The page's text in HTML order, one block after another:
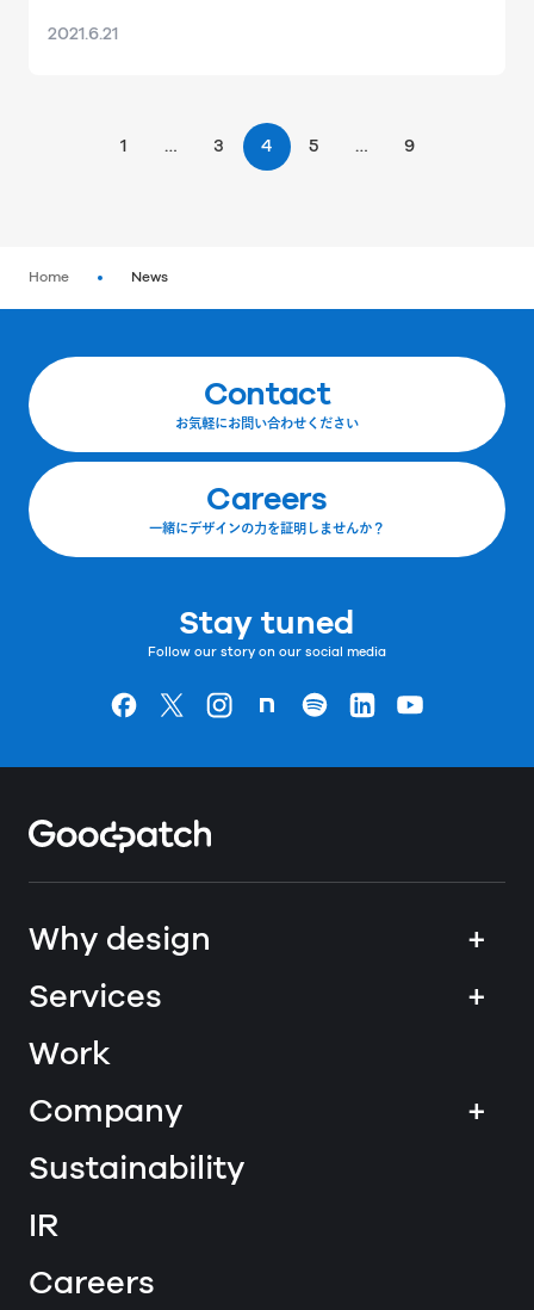
2021.6.21
1 … 3 4 5 … 9
Home News
Contact
お気軽にお問い合わせください
Careers
一緒にデザインの力を証明しませんか？
Stay tuned
Follow our story on our social media
Goodpatchの
ページ
Goodpatchの
ページ
Goodpatchの
ページGoodpatchの
ページ
Goodpatchの
ページ
Goodpatchの
ページ
Goodpatchの
Why design
+
Services
+
Work
Company
+
Sustainability
IR
Careers